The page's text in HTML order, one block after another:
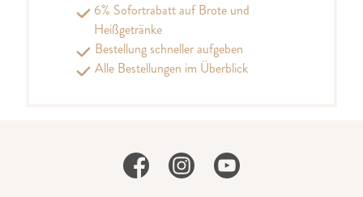
6% Sofortrabatt auf Brote und
Heißgetränke
Bestellung schneller aufgeben
Alle Bestellungen im Überblick